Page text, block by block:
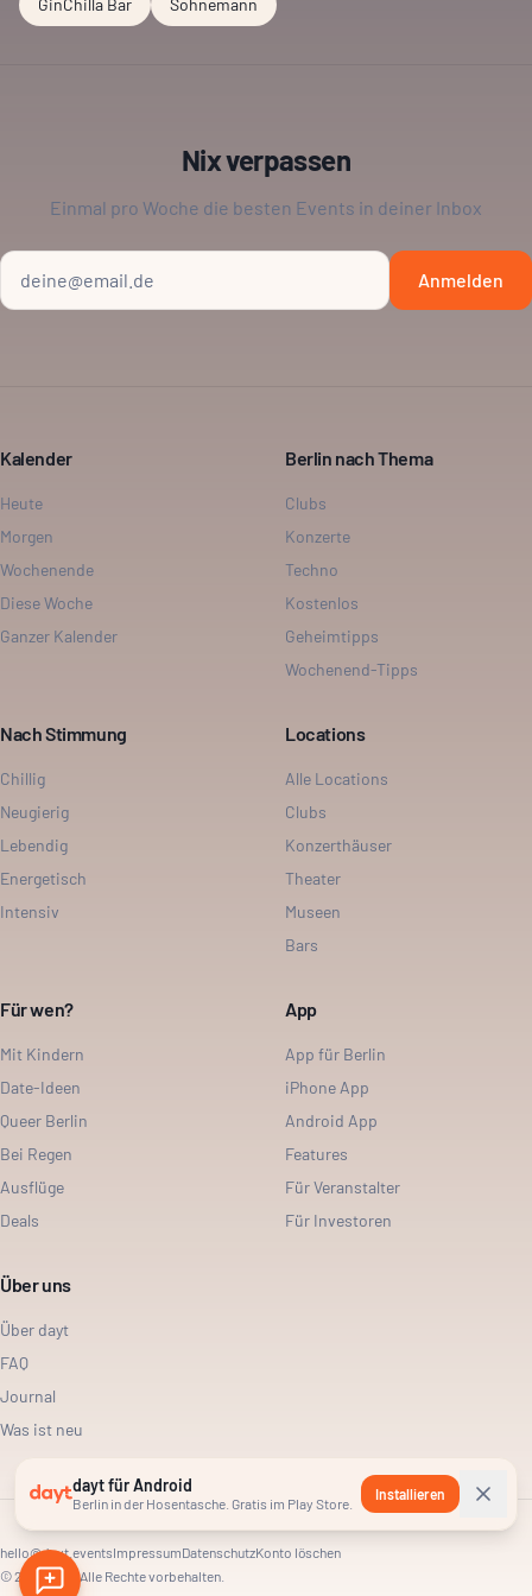
Nix verpassen
Einmal pro Woche die besten Events in deiner Inbox
Anmelden
Kalender
Heute
Morgen
Wochenende
Diese Woche
Ganzer Kalender
Berlin nach Thema
Clubs
Konzerte
Techno
Kostenlos
Geheimtipps
Wochenend-Tipps
Nach Stimmung
Chillig
Neugierig
Lebendig
Energetisch
Intensiv
Locations
Alle Locations
Clubs
Konzerthäuser
Theater
Museen
Bars
Für wen?
Mit Kindern
Date-Ideen
Queer Berlin
Bei Regen
Ausflüge
Deals
App
App für Berlin
iPhone App
Android App
Features
Für Veranstalter
Für Investoren
Über uns
Über dayt
FAQ
Journal
Was ist neu
hello@dayt.eventsImpressumDatenschutzKonto löschen
©2026 dayt. Alle Rechte vorbehalten.
dayt für Android
Berlin in der Hosentasche. Gratis im Play Store.
Installieren